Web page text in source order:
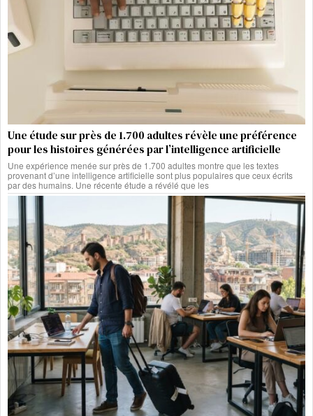
Une étude sur près de 1.700 adultes révèle une préférence
pour les histoires générées par l’intelligence artificielle
Une expérience menée sur près de 1.700 adultes montre que les textes
provenant d’une intelligence artificielle sont plus populaires que ceux écrits
par des humains. Une récente étude a révélé que les